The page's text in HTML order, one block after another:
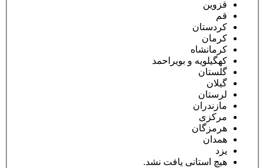
قزوین
قم
کردستان
کرمان
کرمانشاه
کهگیلویه و بویراحمد
گلستان
گیلان
لرستان
مازندران
مرکزی
هرمزگان
همدان
یزد
هیچ استانی یافت نشد.